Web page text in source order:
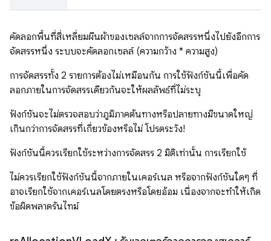
คัดลอกพื้นที่สี่เหลี่ยมผืนผ้าของเซลล์จากการจัดสรรหนึ่งไปยังอีกการ
จัดสรรหนึ่ง ระบบจะคัดลอกเซลล์ (ความกว้าง * ความสูง)
การจัดสรรทั้ง 2 รายการต้องไม่เหมือนกัน การใช้ฟังก์ชันนี้เพื่อคัด
ลอกภายในการจัดสรรเดียวกันจะให้ผลลัพธ์ที่ไม่ระบุ
ฟังก์ชันจะไม่ตรวจสอบว่าภูมิภาคต้นทางหรือปลายทางมีขนาดใหญ่
เกินกว่าการจัดสรรที่เกี่ยวข้องหรือไม่ โปรดระวัง!
ฟังก์ชันนี้ควรเรียกใช้ระหว่างการจัดสรร 2 มิติเท่านั้น การเรียกใช้
ไม่ควรเรียกใช้ฟังก์ชันนี้จากภายในเคอร์เนล หรือจากฟังก์ชันใดๆ ที่
อาจเรียกใช้จากเคอร์เนลโดยตรงหรือโดยอ้อม เนื่องจากจะทำให้เกิด
ข้อผิดพลาดรันไทม์